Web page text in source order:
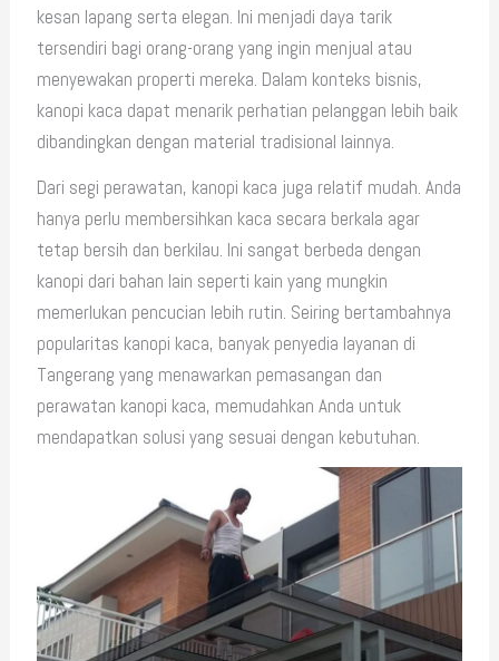
kesan lapang serta elegan. Ini menjadi daya tarik
tersendiri bagi orang-orang yang ingin menjual atau
menyewakan properti mereka. Dalam konteks bisnis,
kanopi kaca dapat menarik perhatian pelanggan lebih baik
dibandingkan dengan material tradisional lainnya.
Dari segi perawatan, kanopi kaca juga relatif mudah. Anda
hanya perlu membersihkan kaca secara berkala agar
tetap bersih dan berkilau. Ini sangat berbeda dengan
kanopi dari bahan lain seperti kain yang mungkin
memerlukan pencucian lebih rutin. Seiring bertambahnya
popularitas kanopi kaca, banyak penyedia layanan di
Tangerang yang menawarkan pemasangan dan
perawatan kanopi kaca, memudahkan Anda untuk
mendapatkan solusi yang sesuai dengan kebutuhan.